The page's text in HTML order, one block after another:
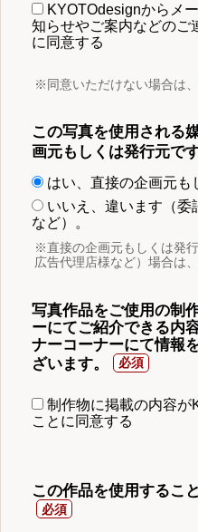
KYOTOdesignからメ
知らせやご案内などのご
に同意する
※同意いただけない場合は
この写真を使用される
画元もしくは発行元で
はい、直接の企画元も
いいえ、違います（委
など）。
※直接の企画元もしくは発
広告代理店様など）場合は
写真作品をご使用の制
ーにてご紹介できる内
ナーコーナーにて情報
ざいます。
制作物に掲載の内容が
ことに同意する
この作品を使用するこ